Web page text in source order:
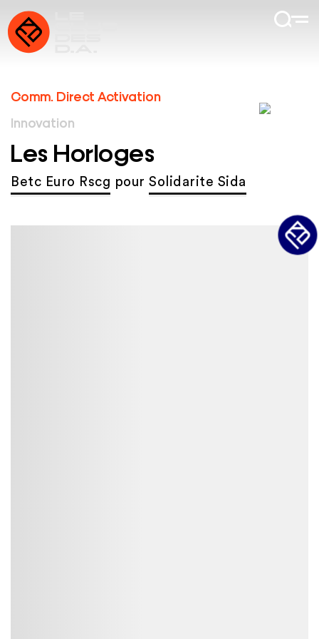
Comm. Direct Activation
Innovation
Les Horloges
Betc Euro Rscg pour Solidarite Sida